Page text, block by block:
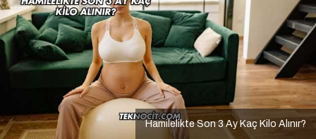
Hamilelikte Son 3 Ay Kaç Kilo Alınır?